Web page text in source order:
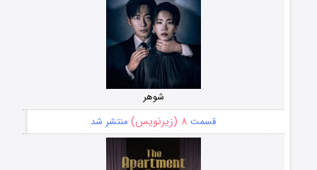
شوهر
قسمت ۸ (زیرنویس) منتشر شد